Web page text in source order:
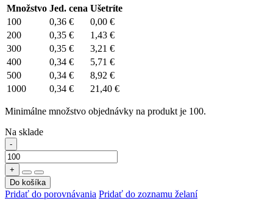
Množstvo Jed. cena Ušetríte
100
0,36 €
0,00 €
200
0,35 €
1,43 €
300
0,35 €
3,21 €
400
0,34 €
5,71 €
500
0,34 €
8,92 €
1000
0,34 € 21,40 €
Minimálne množstvo objednávky na produkt je 100.
Na sklade
-
+
Do košíka
Pridať do porovnávania Pridať do zoznamu želaní